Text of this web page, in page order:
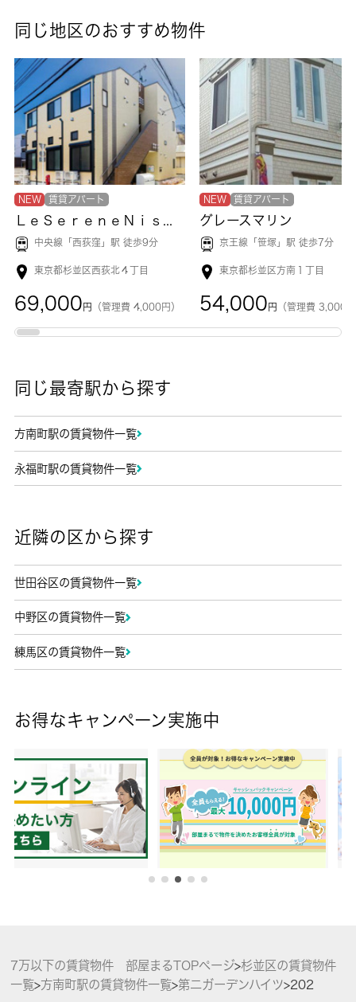
住環境が整っているので快適な暮らしをすることができます。賃
待ちしております。
同じ地区のおすすめ物件
NEW 賃貸アパート
中央線「 西荻窪 」駅 徒歩9分
東京都杉並区西荻北４丁目
69,000 円 （管理費 4,000円）
NEW 賃貸アパート
グレースマリン
京王線「笹塚 」駅 徒歩7分
東京都杉並区方南１丁目
54,000 円 （管理費 3,000
同じ最寄駅から探す
方南町駅の賃貸物件一覧
永福町駅の賃貸物件一覧
近隣の区から探す
世田谷区の賃貸物件一覧
中野区の賃貸物件一覧
練馬区の賃貸物件一覧
お得なキャンペーン実施中
7万以下の賃貸物件 部屋まるTOPページ>杉並区の賃貸物件
一覧>方南町駅の賃貸物件一覧>第二ガーデンハイツ>202